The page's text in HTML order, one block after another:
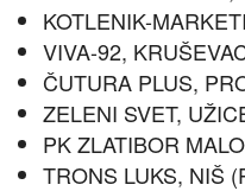
KOTLENIK-
VIVA-92,
ČUTURA PLUS,
ZELENI SVET,
PK ZLATIBOR
TRONS LUKS, NIŠ